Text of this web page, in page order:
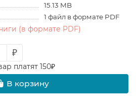
15.13 MB
1 файл в формате PDF
(в формате PDF)
₽
платят 150₽
В корзину